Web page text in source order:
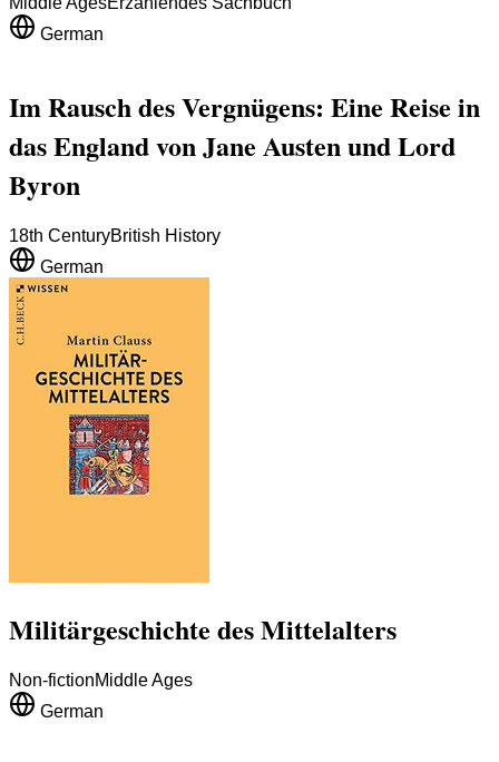
German
Im Rausch des Vergnügens: Eine Reise in
das England von Jane Austen und Lord
Byron
18th CenturyBritish History
German
Militärgeschichte des Mittelalters
Non-fictionMiddle Ages
German